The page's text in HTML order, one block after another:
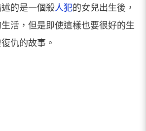
的是一個殺人犯的女兒出生後，
活，但是即使這樣也要很好的生
仇的故事。